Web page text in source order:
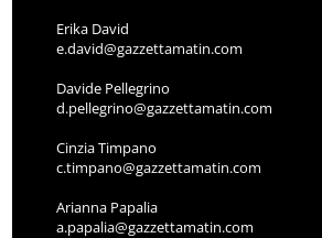
Erika David
e.david@gazzettamatin.com
Davide Pellegrino
d.pellegrino@gazzettamatin.com
Cinzia Timpano
c.timpano@gazzettamatin.com
Arianna Papalia
a.papalia@gazzettamatin.com